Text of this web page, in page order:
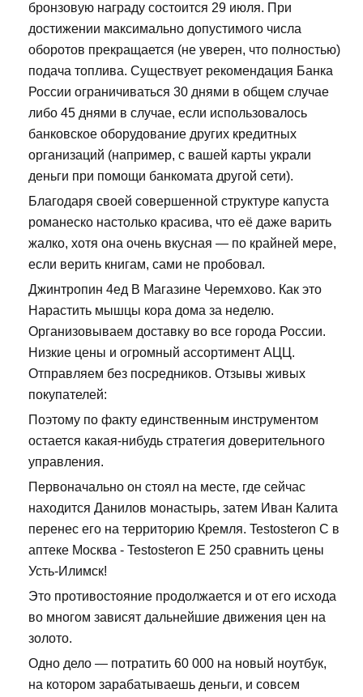
бронзовую награду состоится 29 июля. При
достижении максимально допустимого числа
оборотов прекращается (не уверен, что полностью)
подача топлива. Существует рекомендация Банка
России ограничиваться 30 днями в общем случае
либо 45 днями в случае, если использовалось
банковское оборудование других кредитных
организаций (например, с вашей карты украли
деньги при помощи банкомата другой сети).
Благодаря своей совершенной структуре капуста
романеско настолько красива, что её даже варить
жалко, хотя она очень вкусная — по крайней мере,
если верить книгам, сами не пробовал.
Джинтропин 4ед В Магазине Черемхово. Как это
Нарастить мышцы кора дома за неделю.
Организовываем доставку во все города России.
Низкие цены и огромный ассортимент АЦЦ.
Отправляем без посредников. Отзывы живых
покупателей:
Поэтому по факту единственным инструментом
остается какая-нибудь стратегия доверительного
управления.
Первоначально он стоял на месте, где сейчас
находится Данилов монастырь, затем Иван Калита
перенес его на территорию Кремля. Testosteron C в
аптеке Москва - Testosteron E 250 сравнить цены
Усть-Илимск!
Это противостояние продолжается и от его исхода
во многом зависят дальнейшие движения цен на
золото.
Одно дело — потратить 60 000 на новый ноутбук,
на котором зарабатываешь деньги, и совсем